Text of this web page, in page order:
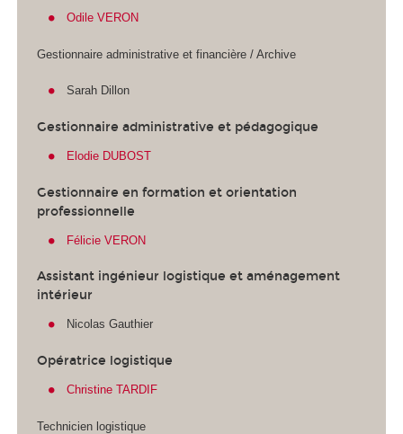
Odile VERON
Gestionnaire administrative et financière / Archive
Sarah Dillon
Gestionnaire administrative et pédagogique
Elodie DUBOST
Gestionnaire en formation et orientation
professionnelle
Félicie VERON
Assistant ingénieur logistique et aménagement
intérieur
Nicolas Gauthier
Opératrice logistique
Christine TARDIF
Technicien logistique